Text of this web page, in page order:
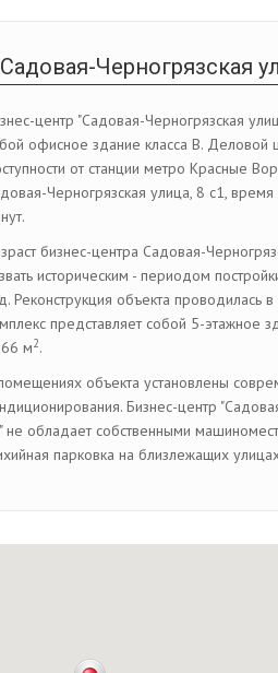
Черногрязская
центр "Садовая-Черногрязская
офисное здание класса В. Деловой
от станции метро Красные
Черногрязская улица, 8 с1, время
бизнес-центра Садовая-
историческим - периодом
Реконструкция объекта проводилась
представляет собой 5-этажное
м2.
объекта установлены
Бизнес-центр
не обладает собственными
парковка на близлежащих